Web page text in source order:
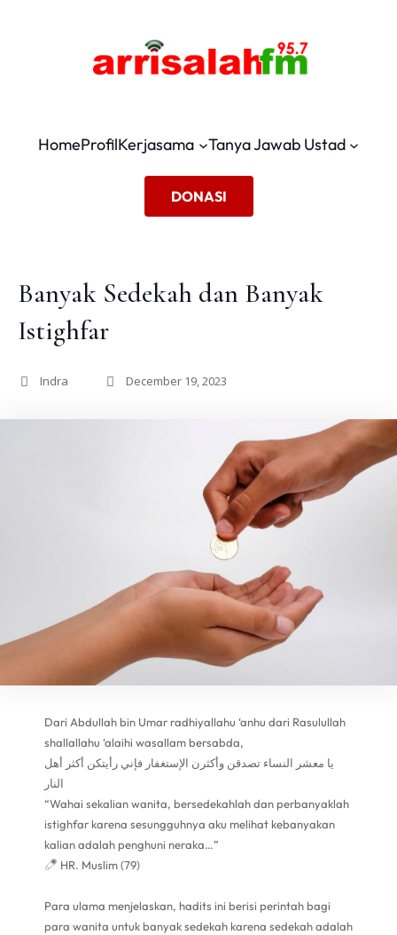
HomeProfilKerjasama Tanya Jawab Ustad
DONASI
Banyak Sedekah dan Banyak
Istighfar
Indra December 19, 2023
Dari Abdullah bin Umar radhiyallahu ‘anhu dari Rasulullah
shallallahu ‘alaihi wasallam bersabda,
يا معشر النساء تصدقن وأكثرن الإستغفار فإني رأيتكن أكثر أهل
النار
“Wahai sekalian wanita, bersedekahlah dan perbanyaklah
istighfar karena sesungguhnya aku melihat kebanyakan
kalian adalah penghuni neraka…”
HR. Muslim (79)
Para ulama menjelaskan, hadits ini berisi perintah bagi
para wanita untuk banyak sedekah karena sedekah adalah